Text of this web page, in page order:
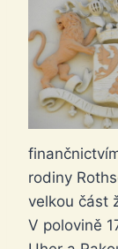
rodiny
velkou část
V polovině